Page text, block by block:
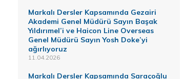
Markalı Dersler Kapsamında Gezairi
Akademi Genel Müdürü Sayın Başak
Yıldırımel’i ve Haicon Line Overseas
Genel Müdürü Sayın Yosh Doke’yi
ağırlıyoruz
11.04.2026
Markalı Dersler Kapsamında Saraçoğlu